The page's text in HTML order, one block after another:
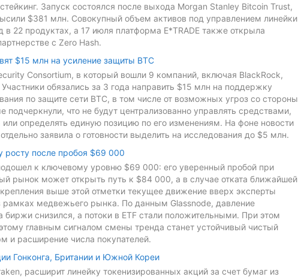
Запуск состоялся после выхода Morgan Stanley Bitcoin Trust,
$381 млн. Совокупный объем активов под управлением линейки
22 продуктах, а 17 июля платформа E*TRADE также открыла
с Zero Hash.
$15 млн на усиление защиты BTC
Consortium, в который вошли 9 компаний, включая BlackRock,
обязались за 3 года направить $15 млн на поддержку
по защите сети BTC, в том числе от возможных угроз со стороны
что не будут централизованно управлять средствами,
определять единую позицию по его изменениям. На фоне новости
заявила о готовности выделить на исследования до $5 млн.
росту после пробоя $69 000
к ключевому уровню $69 000: его уверенный пробой при
рынок может открыть путь к $84 000, а в случае отката ближайшей
выше этой отметки текущее движение вверх эксперты
рамках медвежьего рынка. По данным Glassnode, давление
биржи снизился, а потоки в ETF стали положительными. При этом
главным сигналом смены тренда станет устойчивый чистый
и расширение числа покупателей.
Гонконга, Британии и Южной Кореи
расширит линейку токенизированных акций за счет бумаг из